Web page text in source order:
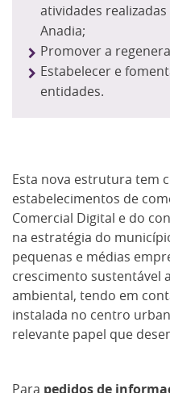
atividades
Anadia;
Promover a
Estabelecer e
entidades.
Esta nova estrutura tem
estabelecimentos de
Comercial Digital e do
na estratégia do
pequenas e médias
crescimento sustentável
ambiental, tendo em
instalada no centro
relevante papel que
Para pedidos de